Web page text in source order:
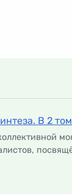
В 2